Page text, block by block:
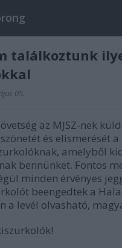
találkoztunk
05.
az MJSZ-nek
és elismerését
amelyből
bennünket. Fontos
minden érvényes
beengedtek a
a levél olvasható,